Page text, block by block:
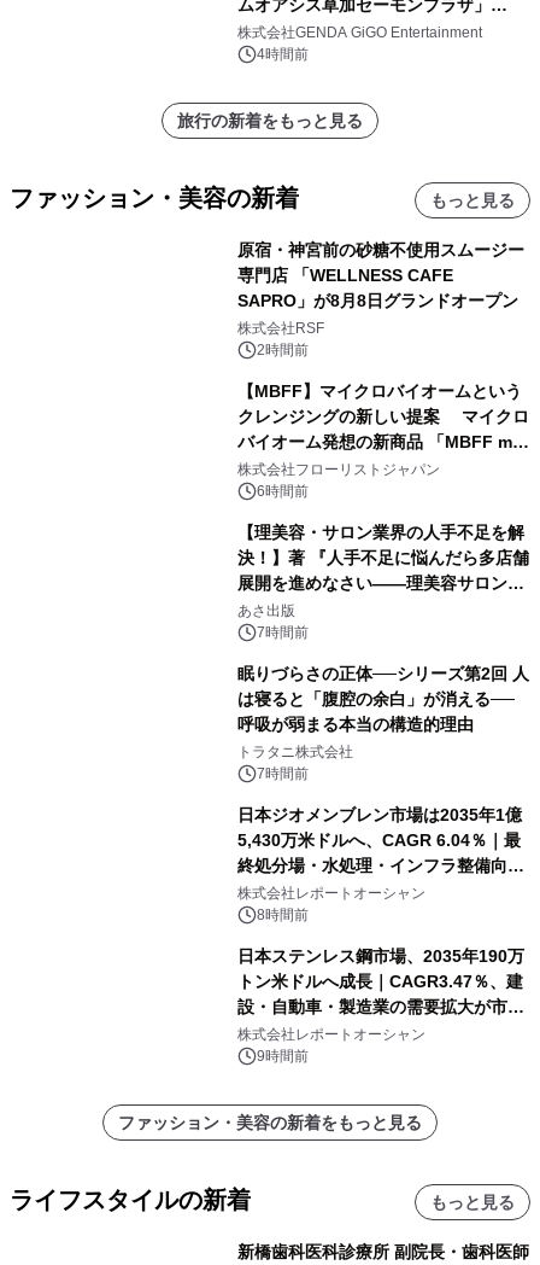
ムオアシス草加セーモンプラザ」
2026年8月7日(金)10時グランドオープ
ン
株式会社GENDA GiGO Entertainment
4時間前
旅行の新着をもっと見る
ファッション・美容の新着 もっと見る
原宿・神宮前の砂糖不使用スムージー
専門店 「WELLNESS CAFE
SAPRO」が8月8日グランドオープン
株式会社RSF
2時間前
【MBFF】マイクロバイオームという
クレンジングの新しい提案 マイクロ
バイオーム発想の新商品 「MBFF mb
クレンジングPRO」を2026年8月6日
発売
株式会社フローリストジャパン
6時間前
【理美容・サロン業界の人手不足を解
決！】著 『人手不足に悩んだら多店舗
展開を進めなさい――理美容サロン
「多店舗展開」の教科書』2026年8月
24日（月）発売
あさ出版
7時間前
眠りづらさの正体──シリーズ第2回 人
は寝ると「腹腔の余白」が消える──
呼吸が弱まる本当の構造的理由
トラタニ株式会社
7時間前
日本ジオメンブレン市場は2035年1億
5,430万米ドルへ、CAGR 6.04％｜最
終処分場・水処理・インフラ整備向け
需要拡大
株式会社レポートオーシャン
8時間前
日本ステンレス鋼市場、2035年190万
トン米ドルへ成長｜CAGR3.47％、建
設・自動車・製造業の需要拡大が市場
を牽引
株式会社レポートオーシャン
9時間前
ファッション・美容の新着をもっと見る
ライフスタイルの新着 もっと見る
新橋歯科医科診療所 副院長・歯科医師